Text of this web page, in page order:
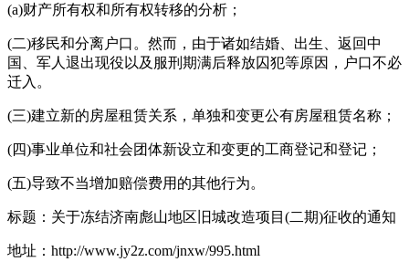
(a)财产所有权和所有权转移的分析；
(二)移民和分离户口。然而，由于诸如结婚、出生、返回中
国、军人退出现役以及服刑期满后释放囚犯等原因，户口不必
迁入。
(三)建立新的房屋租赁关系，单独和变更公有房屋租赁名称；
(四)事业单位和社会团体新设立和变更的工商登记和登记；
(五)导致不当增加赔偿费用的其他行为。
标题：关于冻结济南彪山地区旧城改造项目(二期)征收的通知
地址：http://www.jy2z.com/jnxw/995.html